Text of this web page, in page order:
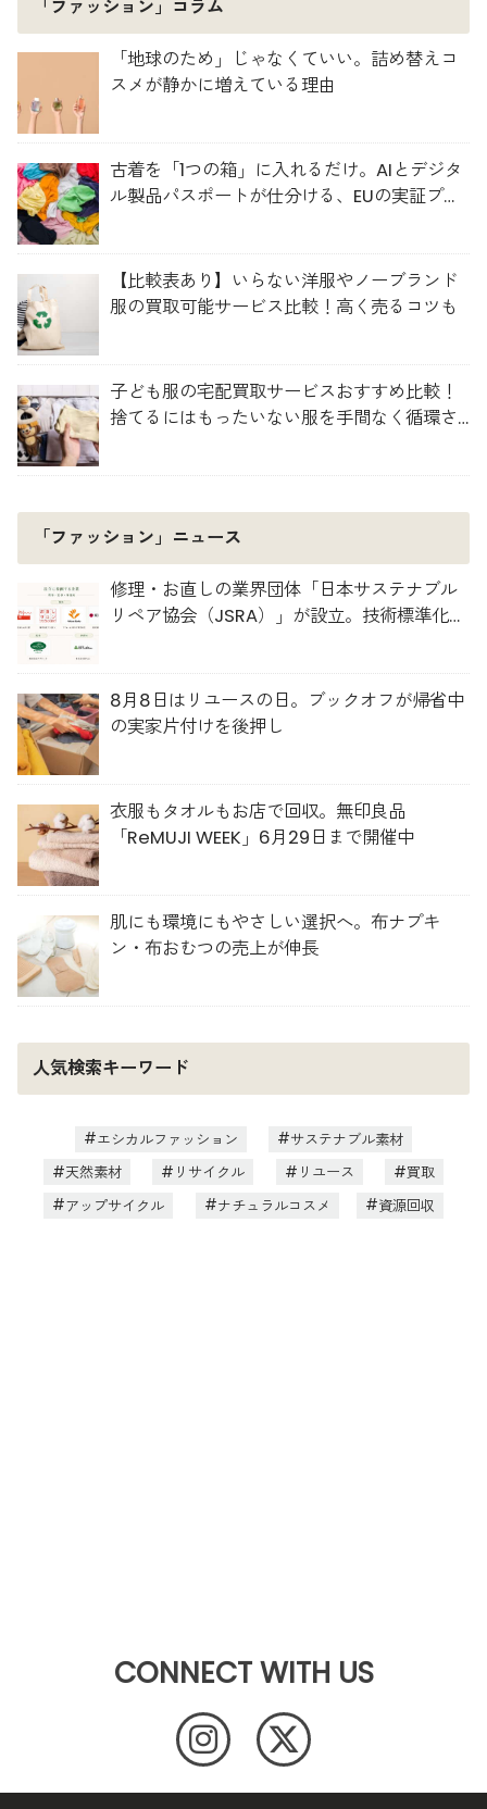
「ファッション」コラム
「地球のため」じゃなくていい。詰め替えコ
スメが静かに増えている理由
古着を「1つの箱」に入れるだけ。AIとデジタ
ル製品パスポートが仕分ける、EUの実証プロ
【比較表あり】いらない洋服やノーブランド
服の買取可能サービス比較！高く売るコツも
子ども服の宅配買取サービスおすすめ比較！
捨てるにはもったいない服を手間なく循環さ
「ファッション」ニュース
修理・お直しの業界団体「日本サステナブル
リペア協会（JSRA）」が設立。技術標準化や
8月8日はリユースの日。ブックオフが帰省中
の実家片付けを後押し
衣服もタオルもお店で回収。無印良品
「ReMUJI WEEK」6月29日まで開催中
肌にも環境にもやさしい選択へ。布ナプキ
ン・布おむつの売上が伸長
人気検索キーワード
エシカルファッション
サステナブル素材
天然素材
リサイクル リユース
買取
アップサイクル
ナチュラルコスメ 資源回収
CONNECT WITH US